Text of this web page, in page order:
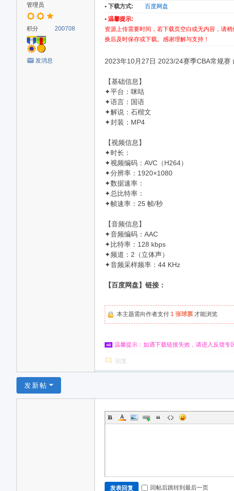
管理员
积分 200708
发消息
• 下载方式:
百度网盘
• 温馨提示:
资源上传需要时间，若下载页空白或无内容，请
换后及时保存或下载。感谢理解与支持！
2023年10月27日 2023/24赛季CBA常规
【基础信息】
✦平台：咪咕
✦语言：国语
✦解说：石楷文
✦封装：MP4
【视频信息】
✦时长：
✦视频编码：AVC（H264）
✦分辨率：1920×1080
✦数据速率：
✦总比特率：
✦帧速率：25 帧/秒
【音频信息】
✦音频编码：AAC
✦比特率：128 kbps
✦频道：2（立体声）
✦音频采样频率：44 KHz
【百度网盘】链接：
本主题需向作者支付 1 张球票才能浏览
温馨提示：如遇下载链接失效，请进入反馈专
回复
发新帖
发表回复 回帖后跳转到最后一页